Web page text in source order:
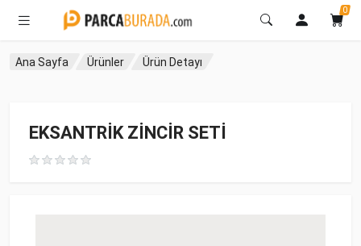
0
Ana Sayfa Ürünler Ürün Detayı
EKSANTRİK ZİNCİR SETİ